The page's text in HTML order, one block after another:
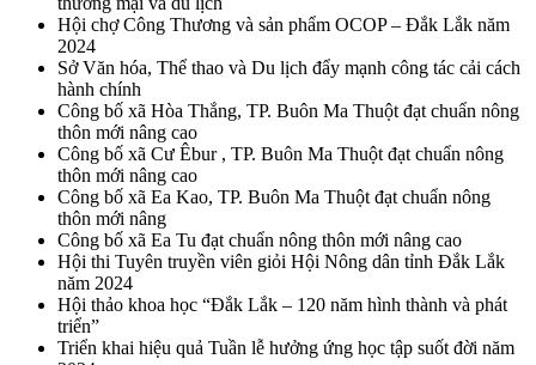
Hội chợ Công Thương và sản phẩm OCOP – Đắk Lắk năm
2024
Sở Văn hóa, Thể thao và Du lịch đẩy mạnh công tác cải cách
hành chính
Công bố xã Hòa Thắng, TP. Buôn Ma Thuột đạt chuẩn nông
thôn mới nâng cao
Công bố xã Cư Êbur , TP. Buôn Ma Thuột đạt chuẩn nông
thôn mới nâng cao
Công bố xã Ea Kao, TP. Buôn Ma Thuột đạt chuẩn nông
thôn mới nâng
Công bố xã Ea Tu đạt chuẩn nông thôn mới nâng cao
Hội thi Tuyên truyền viên giỏi Hội Nông dân tỉnh Đắk Lắk
năm 2024
Hội thảo khoa học “Đắk Lắk – 120 năm hình thành và phát
triển”
Triển khai hiệu quả Tuần lễ hưởng ứng học tập suốt đời năm